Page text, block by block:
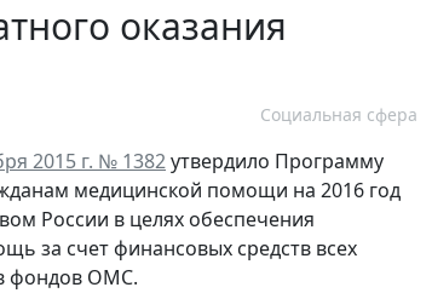
оказания
Социальная сфера
2015 г. № 1382утвердило Программу
медицинской помощи на 2016 год
России в целях обеспечения
за счет финансовых средств всех
фондов ОМС.